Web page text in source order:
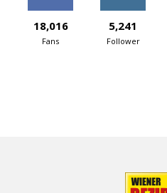
18,016
Fans
5,241
Follower